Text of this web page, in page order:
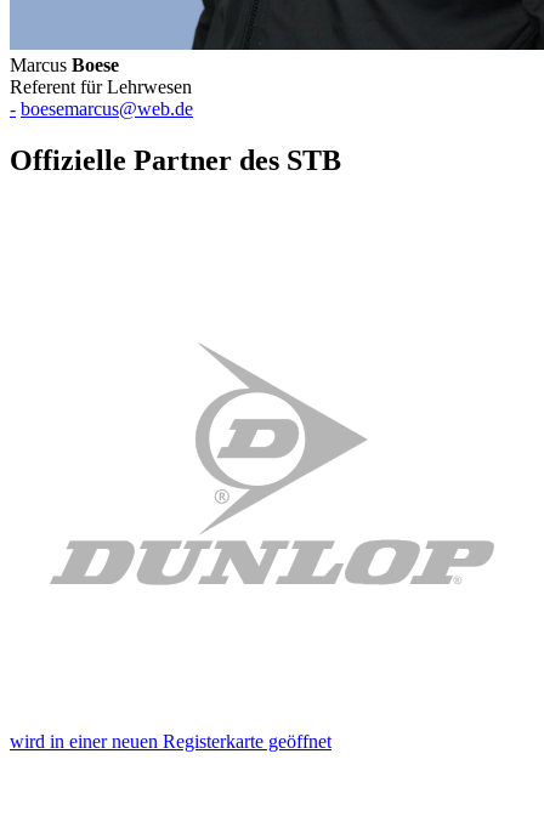
Marcus Boese
Referent für Lehrwesen
- boesemarcus@web.de
Offizielle Partner des STB
wird in einer neuen Registerkarte geöffnet